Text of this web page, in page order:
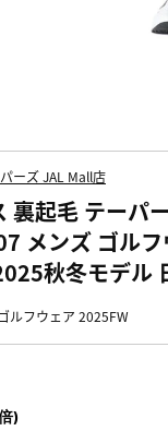
ーズ JAL Mall店
裏起毛 テーパ
メンズ ゴルフ
秋冬モデル
ルフウェア 2025FW
)